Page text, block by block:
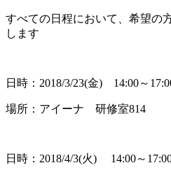
すべての日程において、希望の
します
日時：2018/3/23(金) 14:00～
場所：アイーナ 研修室814
日時：2018/4/3(火) 14:00～